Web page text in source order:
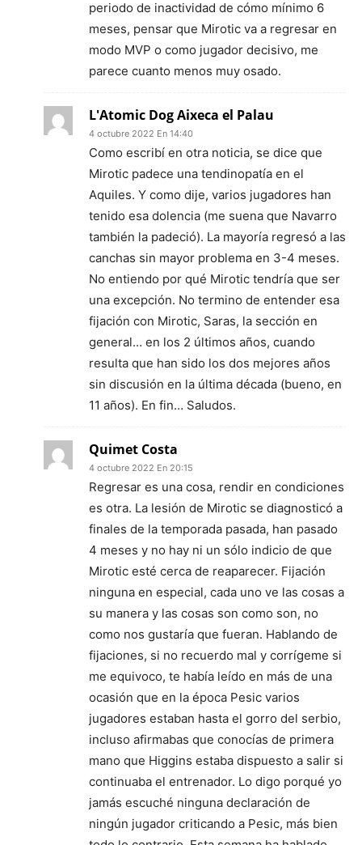
periodo de inactividad de cómo mínimo 6
meses, pensar que Mirotic va a regresar en
modo MVP o como jugador decisivo, me
parece cuanto menos muy osado.
L'Atomic Dog Aixeca el Palau
4 octubre 2022 En 14:40
Como escribí en otra noticia, se dice que
Mirotic padece una tendinopatía en el
Aquiles. Y como dije, varios jugadores han
tenido esa dolencia (me suena que Navarro
también la padeció). La mayoría regresó a las
canchas sin mayor problema en 3-4 meses.
No entiendo por qué Mirotic tendría que ser
una excepción. No termino de entender esa
fijación con Mirotic, Saras, la sección en
general… en los 2 últimos años, cuando
resulta que han sido los dos mejores años
sin discusión en la última década (bueno, en
11 años). En fin… Saludos.
Quimet Costa
4 octubre 2022 En 20:15
Regresar es una cosa, rendir en condiciones
es otra. La lesión de Mirotic se diagnosticó a
finales de la temporada pasada, han pasado
4 meses y no hay ni un sólo indicio de que
Mirotic esté cerca de reaparecer. Fijación
ninguna en especial, cada uno ve las cosas a
su manera y las cosas son como son, no
como nos gustaría que fueran. Hablando de
fijaciones, si no recuerdo mal y corrígeme si
me equivoco, te había leído en más de una
ocasión que en la época Pesic varios
jugadores estaban hasta el gorro del serbio,
incluso afirmabas que conocías de primera
mano que Higgins estaba dispuesto a salir si
continuaba el entrenador. Lo digo porqué yo
jamás escuché ninguna declaración de
ningún jugador criticando a Pesic, más bien